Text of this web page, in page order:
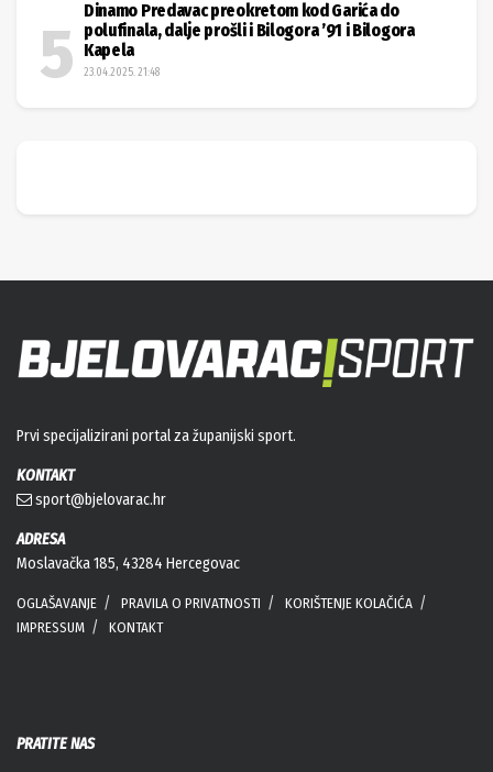
Dinamo Predavac preokretom kod Garića do
polufinala, dalje prošli i Bilogora ’91 i Bilogora
Kapela
23.04.2025. 21:48
Prvi specijalizirani portal za županijski sport.
KONTAKT
sport@bjelovarac.hr
ADRESA
Moslavačka 185, 43284 Hercegovac
OGLAŠAVANJE PRAVILA O PRIVATNOSTI
KORIŠTENJE KOLAČIĆA
IMPRESSUM
KONTAKT
PRATITE NAS